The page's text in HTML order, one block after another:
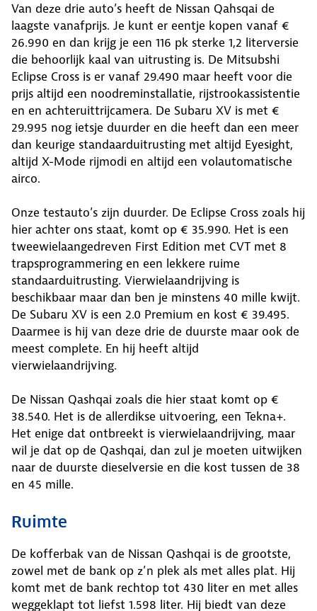
Van deze drie auto’s heeft de Nissan Qahsqai de
laagste vanafprijs. Je kunt er eentje kopen vanaf €
26.990 en dan krijg je een 116 pk sterke 1,2 literversie
die behoorlijk kaal van uitrusting is. De Mitsubshi
Eclipse Cross is er vanaf 29.490 maar heeft voor die
prijs altijd een noodreminstallatie, rijstrookassistentie
en en achteruittrijcamera. De Subaru XV is met €
29.995 nog ietsje duurder en die heeft dan een meer
dan keurige standaarduitrusting met altijd Eyesight,
altijd X-Mode rijmodi en altijd een volautomatische
airco.
Onze testauto’s zijn duurder. De Eclipse Cross zoals hij
hier achter ons staat, komt op € 35.990. Het is een
tweewielaangedreven First Edition met CVT met 8
trapsprogrammering en een lekkere ruime
standaarduitrusting. Vierwielaandrijving is
beschikbaar maar dan ben je minstens 40 mille kwijt.
De Subaru XV is een 2.0 Premium en kost € 39.495.
Daarmee is hij van deze drie de duurste maar ook de
meest complete. En hij heeft altijd
vierwielaandrijving.
De Nissan Qashqai zoals die hier staat komt op €
38.540. Het is de allerdikse uitvoering, een Tekna+.
Het enige dat ontbreekt is vierwielaandrijving, maar
wil je dat op de Qashqai, dan zul je moeten uitwijken
naar de duurste dieselversie en die kost tussen de 38
en 45 mille.
Ruimte
De kofferbak van de Nissan Qashqai is de grootste,
zowel met de bank op z’n plek als met alles plat. Hij
komt met de bank rechtop tot 430 liter en met alles
weggeklapt tot liefst 1.598 liter. Hij biedt van deze